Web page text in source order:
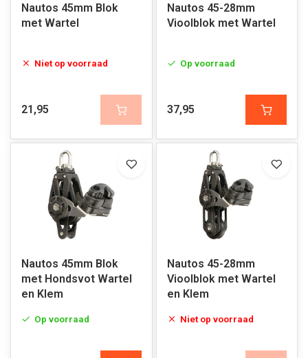
Nautos 45mm Blok
met Wartel
Niet op voorraad
21,95
Nautos 45-28mm
Vioolblok met Wartel
Op voorraad
37,95
Nautos 45mm Blok
met Hondsvot Wartel
en Klem
Op voorraad
Nautos 45-28mm
Vioolblok met Wartel
en Klem
Niet op voorraad